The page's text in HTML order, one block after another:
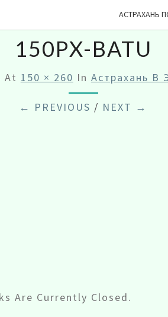
АСТРАХАНЬ
150PX-BATU
At 150 × 260 In Астрахань В
← PREVIOUS / NEXT →
Are Currently Closed.